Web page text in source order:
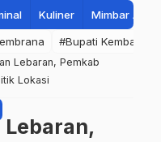
Kuliner Mimbar
#Bupati Kembang
Lebaran, Pemkab
Lokasi